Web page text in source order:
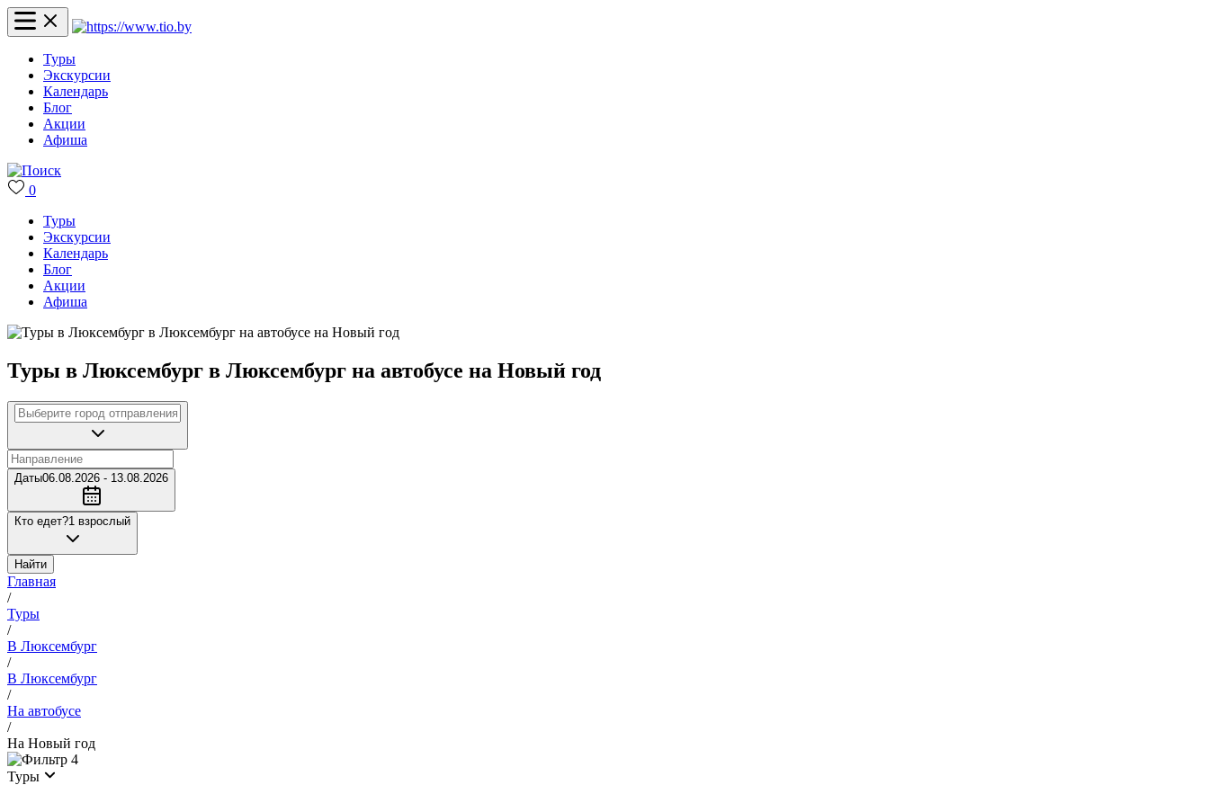
Туры
Экскурсии
Календарь
Блог
Акции
Афиша
0
Туры
Экскурсии
Календарь
Блог
Акции
Афиша
Туры в Люксембург в Люксембург на автобусе на Новый год
Даты06.08.2026 - 13.08.2026
Кто едет?1 взрослый
Найти
Главная
/
Туры
/
В Люксембург
/
В Люксембург
/
На автобусе
/
На Новый год
4
Туры